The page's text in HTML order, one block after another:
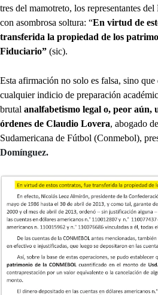
tres del mamotreto, los representantes
con asombrosa soltura: “En virtud de
transferida la propiedad de los
Fiduciario” (sic).
Esta afirmación no solo es falsa, sino que
cualquier indicio de preparación
brutal analfabetismo legal o, peor aún,
órdenes de Claudio Lovera, abogado
Sudamericana de Fútbol (Conmebol),
Domínguez.